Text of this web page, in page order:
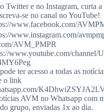
Twitter e no Instagram, curta
se no canal no YouTube!
www.facebook.com/
www.instagram.com/
AVM_PMPR
www.youtube.com/channel/
ter acesso a todas as
o link
AVM no Whatsapp com
grupo, enviadas 1x ao dia.